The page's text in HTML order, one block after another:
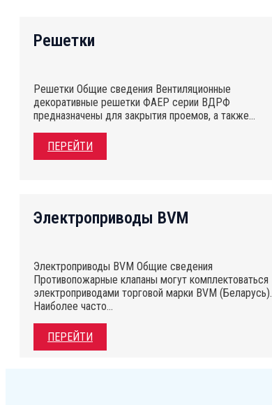
Решетки
Решетки Общие сведения Вентиляционные
декоративные решетки ФАЕР серии ВДРФ
предназначены для закрытия проемов, а также…
ПЕРЕЙТИ
Электроприводы BVM
Электроприводы BVM Общие сведения
Противопожарные клапаны могут комплектоваться
электроприводами торговой марки BVM (Беларусь).
Наиболее часто…
ПЕРЕЙТИ